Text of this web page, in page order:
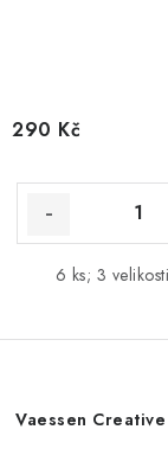
290 Kč
6 ks; 3
Vaessen